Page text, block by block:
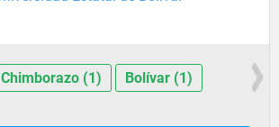
Chimborazo (1) Bolívar (1)